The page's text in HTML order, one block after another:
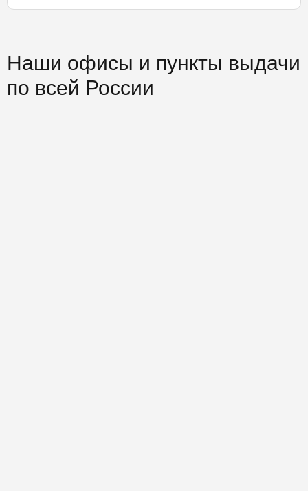
Наши офисы и пункты выдачи
по всей России